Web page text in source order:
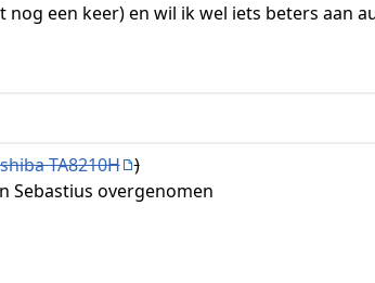
een keer) en wil ik wel iets beters aan
TA8210H )
Sebastius overgenomen